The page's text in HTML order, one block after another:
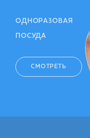
ОДНОРАЗОВАЯ
ПОСУДА
СМОТРЕТЬ